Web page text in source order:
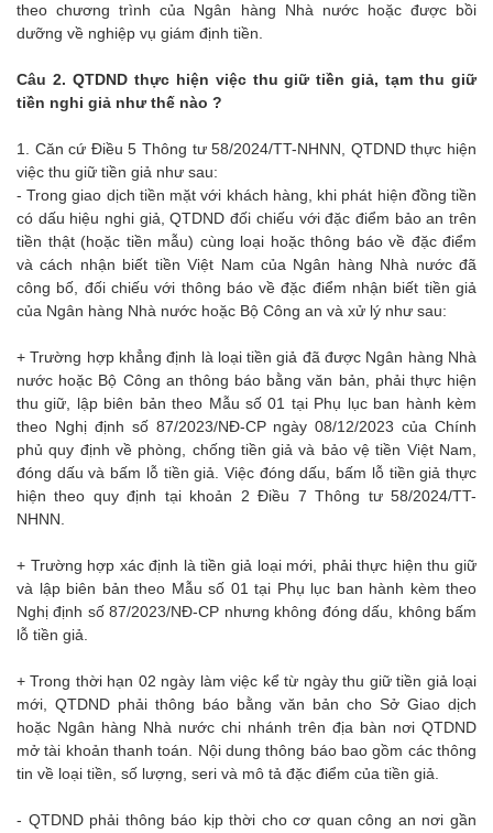
theo chương trình của Ngân hàng Nhà nước hoặc được bồi
dưỡng về nghiệp vụ giám định tiền.
Câu 2. QTDND thực hiện việc thu giữ tiền giả, tạm thu giữ
tiền nghi giả như thế nào ?
1. Căn cứ Điều 5 Thông tư 58/2024/TT-NHNN, QTDND thực hiện
việc thu giữ tiền giả như sau:
- Trong giao dịch tiền mặt với khách hàng, khi phát hiện đồng tiền
có dấu hiệu nghi giả, QTDND đối chiếu với đặc điểm bảo an trên
tiền thật (hoặc tiền mẫu) cùng loại hoặc thông báo về đặc điểm
và cách nhận biết tiền Việt Nam của Ngân hàng Nhà nước đã
công bố, đối chiếu với thông báo về đặc điểm nhận biết tiền giả
của Ngân hàng Nhà nước hoặc Bộ Công an và xử lý như sau:
+ Trường hợp khẳng định là loại tiền giả đã được Ngân hàng Nhà
nước hoặc Bộ Công an thông báo bằng văn bản, phải thực hiện
thu giữ, lập biên bản theo Mẫu số 01 tại Phụ lục ban hành kèm
theo Nghị định số 87/2023/NĐ-CP ngày 08/12/2023 của Chính
phủ quy định về phòng, chống tiền giả và bảo vệ tiền Việt Nam,
đóng dấu và bấm lỗ tiền giả. Việc đóng dấu, bấm lỗ tiền giả thực
hiện theo quy định tại khoản 2 Điều 7 Thông tư 58/2024/TT-
NHNN.
+ Trường hợp xác định là tiền giả loại mới, phải thực hiện thu giữ
và lập biên bản theo Mẫu số 01 tại Phụ lục ban hành kèm theo
Nghị định số 87/2023/NĐ-CP nhưng không đóng dấu, không bấm
lỗ tiền giả.
+ Trong thời hạn 02 ngày làm việc kể từ ngày thu giữ tiền giả loại
mới, QTDND phải thông báo bằng văn bản cho Sở Giao dịch
hoặc Ngân hàng Nhà nước chi nhánh trên địa bàn nơi QTDND
mở tài khoản thanh toán. Nội dung thông báo bao gồm các thông
tin về loại tiền, số lượng, seri và mô tả đặc điểm của tiền giả.
- QTDND phải thông báo kịp thời cho cơ quan công an nơi gần